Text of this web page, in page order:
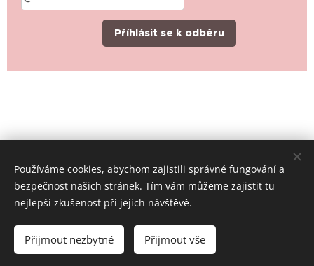
Příhlásit se k odběru
© 2019-2026 Místní skupina ČČK Rychvald, všechna práva
Cookies
Používáme cookies, abychom zajistili správné fungování a
bezpečnost našich stránek. Tím vám můžeme zajistit tu
nejlepší zkušenost při jejich návštěvě.
Přijmout nezbytné Přijmout vše